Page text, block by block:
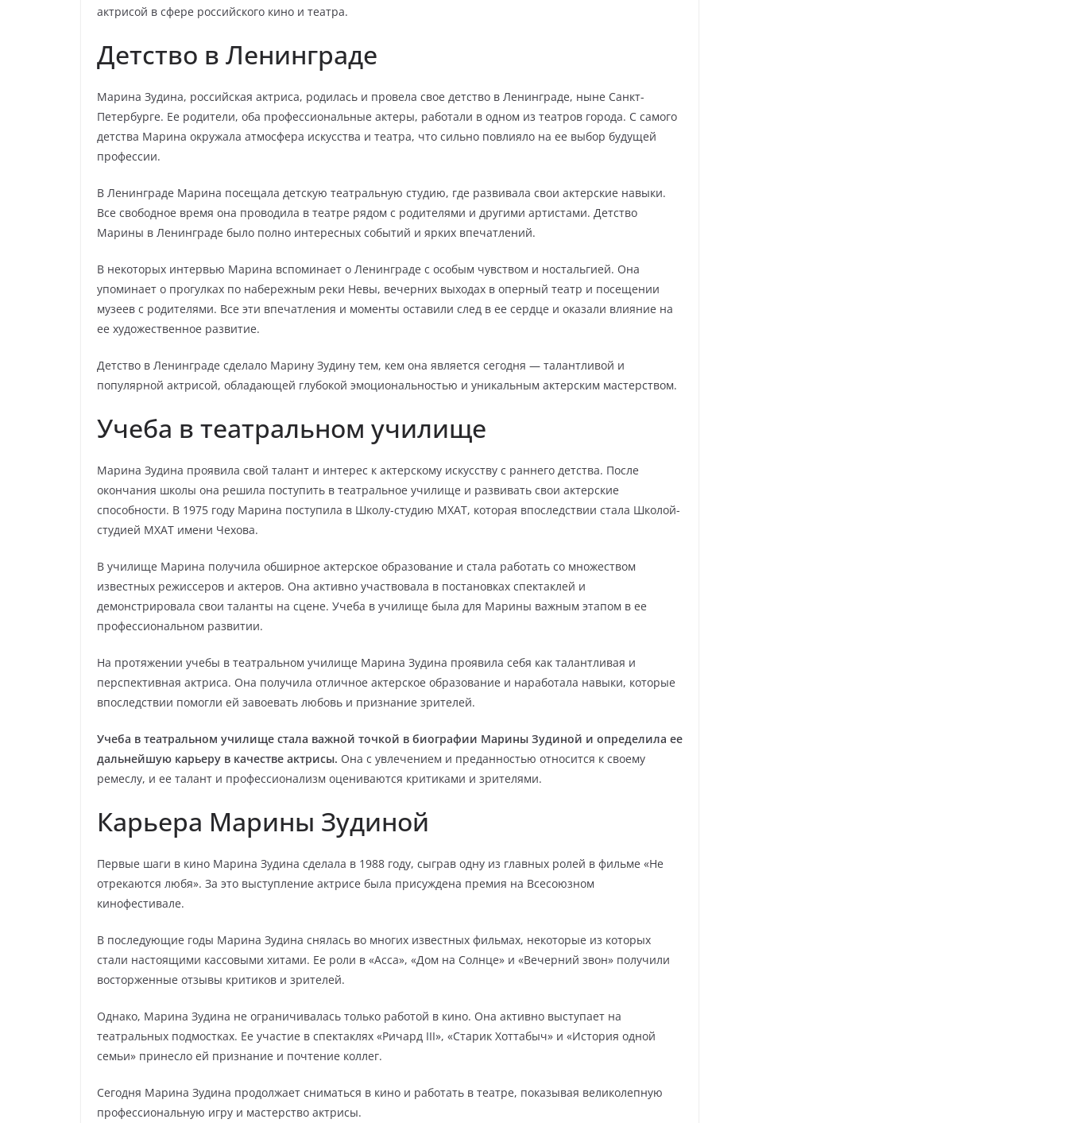
актрисой в сфере российского кино и театра.
Детство в Ленинграде
Марина Зудина, российская актриса, родилась и провела свое детство в Ленинграде, ныне Санкт-
Петербурге. Ее родители, оба профессиональные актеры, работали в одном из театров города. С самого
детства Марина окружала атмосфера искусства и театра, что сильно повлияло на ее выбор будущей
профессии.
В Ленинграде Марина посещала детскую театральную студию, где развивала свои актерские навыки.
Все свободное время она проводила в театре рядом с родителями и другими артистами. Детство
Марины в Ленинграде было полно интересных событий и ярких впечатлений.
В некоторых интервью Марина вспоминает о Ленинграде с особым чувством и ностальгией. Она
упоминает о прогулках по набережным реки Невы, вечерних выходах в оперный театр и посещении
музеев с родителями. Все эти впечатления и моменты оставили след в ее сердце и оказали влияние на
ее художественное развитие.
Детство в Ленинграде сделало Марину Зудину тем, кем она является сегодня — талантливой и
популярной актрисой, обладающей глубокой эмоциональностью и уникальным актерским мастерством.
Учеба в театральном училище
Марина Зудина проявила свой талант и интерес к актерскому искусству с раннего детства. После
окончания школы она решила поступить в театральное училище и развивать свои актерские
способности. В 1975 году Марина поступила в Школу-студию МХАТ, которая впоследствии стала Школой-
студией МХАТ имени Чехова.
В училище Марина получила обширное актерское образование и стала работать со множеством
известных режиссеров и актеров. Она активно участвовала в постановках спектаклей и
демонстрировала свои таланты на сцене. Учеба в училище была для Марины важным этапом в ее
профессиональном развитии.
На протяжении учебы в театральном училище Марина Зудина проявила себя как талантливая и
перспективная актриса. Она получила отличное актерское образование и наработала навыки, которые
впоследствии помогли ей завоевать любовь и признание зрителей.
Учеба в театральном училище стала важной точкой в биографии Марины Зудиной и определила ее
дальнейшую карьеру в качестве актрисы. Она с увлечением и преданностью относится к своему
ремеслу, и ее талант и профессионализм оцениваются критиками и зрителями.
Карьера Марины Зудиной
Первые шаги в кино Марина Зудина сделала в 1988 году, сыграв одну из главных ролей в фильме «Не
отрекаются любя». За это выступление актрисе была присуждена премия на Всесоюзном
кинофестивале.
В последующие годы Марина Зудина снялась во многих известных фильмах, некоторые из которых
стали настоящими кассовыми хитами. Ее роли в «Асса», «Дом на Солнце» и «Вечерний звон» получили
восторженные отзывы критиков и зрителей.
Однако, Марина Зудина не ограничивалась только работой в кино. Она активно выступает на
театральных подмостках. Ее участие в спектаклях «Ричард III», «Старик Хоттабыч» и «История одной
семьи» принесло ей признание и почтение коллег.
Сегодня Марина Зудина продолжает сниматься в кино и работать в театре, показывая великолепную
профессиональную игру и мастерство актрисы.